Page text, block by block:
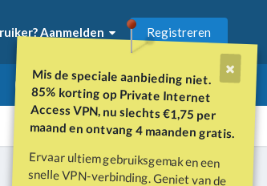
Mis de speciale aanbieding niet.
85% korting op Private Internet
Access VPN, nu slechts €1,75 per
maand en ontvang 4 maanden gratis.
Ervaar ultiem gebruiksgemak en een
snelle VPN-verbinding. Geniet van de
beste kwaliteit voor de scherpste prijs.
Met Private Internet Access kun je
moeiteloos torrents, Usenet en Netflix
gebruiken! En geld-terug-garantie van
30 dagen, dus je kunt het risicovrij
Aanmelden Registreren
Alle activiteit